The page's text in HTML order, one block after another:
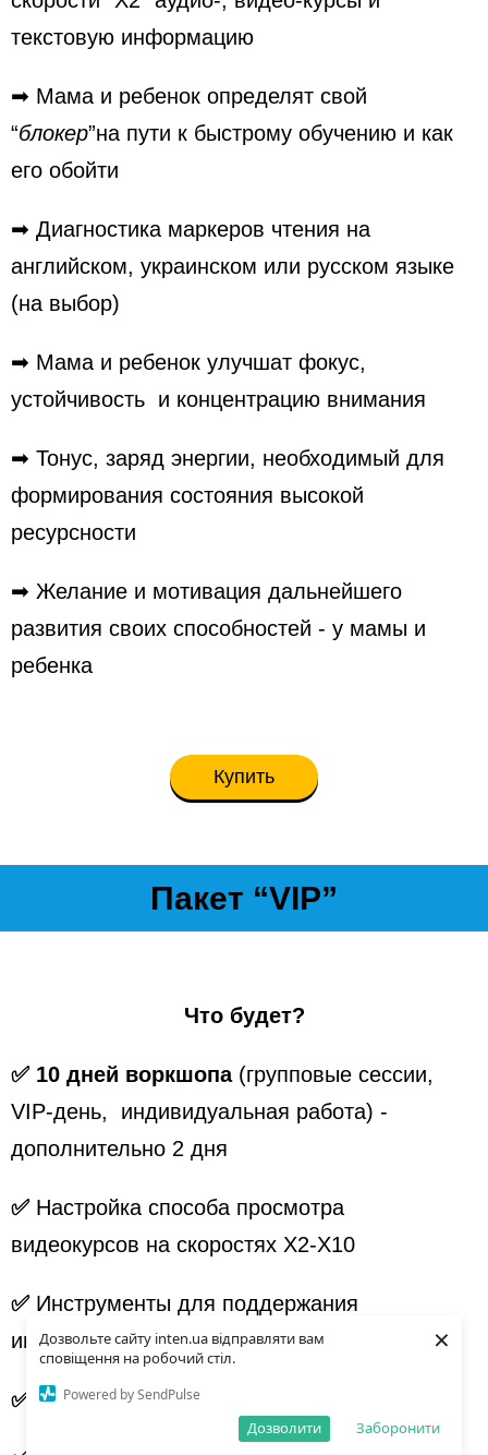
Дозвольте сайту inten.ua відправляти вам
сповіщення на робочий стіл.
Powered by SendPulse
Заборонити
Дозволити
×
текстовую информацию
➡ Мама и ребенок определят свой
“блокер”на пути к быстрому обучению и как
его обойти
➡ Диагностика маркеров чтения на
английском, украинском или русском языке
(на выбор)
➡ Мама и ребенок улучшат фокус,
устойчивость и концентрацию внимания
➡ Тонус, заряд энергии, необходимый для
формирования состояния высокой
ресурсности
➡ Желание и мотивация дальнейшего
развития своих способностей - у мамы и
ребенка
Купить
Пакет “VIP”
Что будет?
✅ 10 дней воркшопа(групповые сессии,
VIP-день, индивидуальная работа) -
дополнительно 2 дня
✅ Настройка способа просмотра
видеокурсов на скоростях Х2-Х10
✅ Инструменты для поддержания
интеллектуального уровня
✅ Техника улучшения фокуса внимания